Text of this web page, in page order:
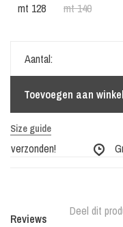
mt 128
mt 140
Aantal:
Toevoegen aan
Size guide
Deel dit
Reviews